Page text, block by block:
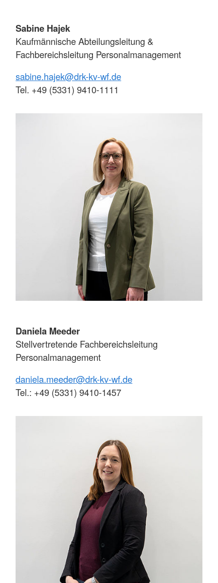
Sabine Hajek
Kaufmännische Abteilungsleitung &
Fachbereichsleitung Personalmanagement
sabine.hajek@drk-kv-wf.de
Tel. +49 (5331) 9410-1111
Daniela Meeder
Stellvertretende Fachbereichsleitung
Personalmanagement
daniela.meeder@drk-kv-wf.de
Tel.: +49 (5331) 9410-1457